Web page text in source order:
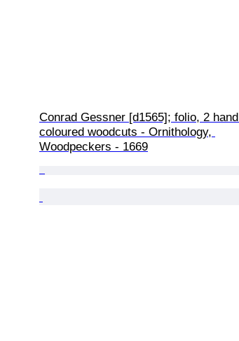
Conrad Gessner [d1565]; folio, 2 hand
coloured woodcuts - Ornithology,
Woodpeckers - 1669